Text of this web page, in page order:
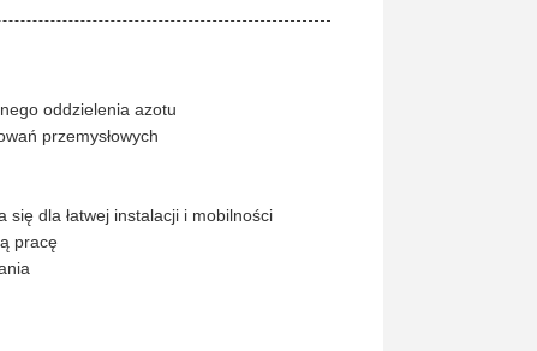
oddzielenia azotu
przemysłowych
dla łatwej instalacji i mobilności
pracę